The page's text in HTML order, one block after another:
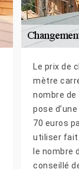
Le prix de
mètre
nombre de
pose
70 euros
utiliser fait
le nombre
conseillé